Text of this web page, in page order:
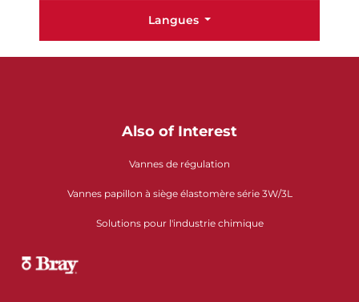
Langues
Also of Interest
Vannes de régulation
Vannes papillon à siège élastomère série 3W/3L
Solutions pour l'industrie chimique